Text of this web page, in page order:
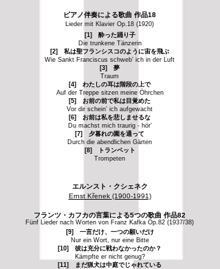
ピアノ伴奏による歌曲 作品18
Lieder mit Klavier Op.18 (1920)
[1] 酔った踊り子
Die trunkene Tänzerin
[2] 私は聖フランシスコのように宙を飛ぶ
Wie Sankt Franciscus schweb’ ich in der Luft
[3] 夢
Traum
[4] わたしの耳は階段の上で
Auf der Treppe sitzen meine Öhrchen
[5] お前の前で私は目覚めた
Vor dir schein’ ich aufgewacht
[6] お前は私を悲しませるな
Du machst mich traurig - hör’
[7] 夕暮れの園を通って
Durch die abendlichen Gärten
[8] トランペット
Trompeten
エルンスト・クシェネク
Ernst Křenek (1900-1991)
フランツ・カフカの言葉による5つの歌曲 作品82
Fünf Lieder nach Worten von Franz Kafka Op.82 (1937/38)
[9] 一言だけ、一つの願いだけ
Nur ein Wort, nur eine Bitte
[10] 彼は充分に戦わなかったのか？
Kämpfte er nicht genug?
[11] まだ猟犬は中庭でじゃれている